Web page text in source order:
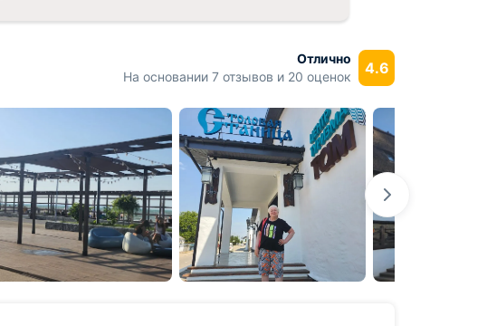
Отлично
На основании 7 отзывов и 20 оценок
4.6